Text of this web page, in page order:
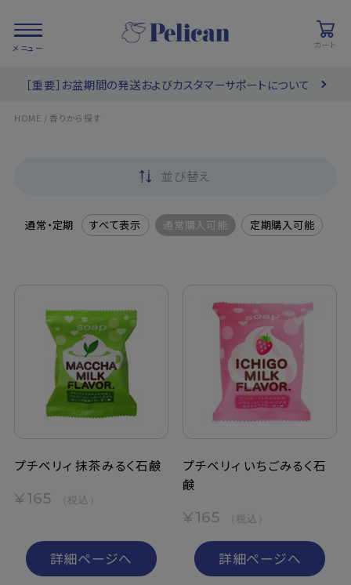
カート
PRODUCTS/ 商品を探す
定期購入
ペリカン石鹸について
よくあるご質問
［重要］お盆期間の発送およびカスタマーサポートについて
HOME / 香りから探す
並び替え
通常・定期 すべて表示 通常購入可能 定期購入可能
プチベリィ 抹茶みるく石鹸
¥165 （税込）
詳細ページへ
プチベリィ いちごみるく石
鹸
¥165 （税込）
詳細ページへ